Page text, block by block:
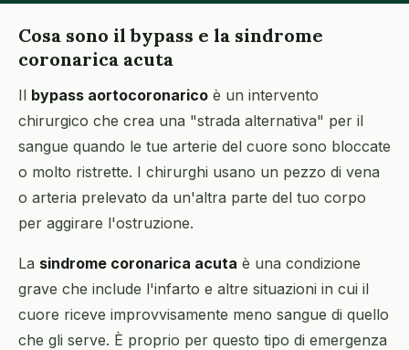
Cosa sono il bypass e la sindrome
coronarica acuta
Il bypass aortocoronarico è un intervento
chirurgico che crea una "strada alternativa" per il
sangue quando le tue arterie del cuore sono bloccate
o molto ristrette. I chirurghi usano un pezzo di vena
o arteria prelevato da un'altra parte del tuo corpo
per aggirare l'ostruzione.
La sindrome coronarica acuta è una condizione
grave che include l'infarto e altre situazioni in cui il
cuore riceve improvvisamente meno sangue di quello
che gli serve. È proprio per questo tipo di emergenza